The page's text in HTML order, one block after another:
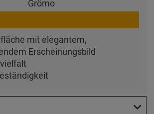
Grömo
mit elegantem,
Erscheinungsbild